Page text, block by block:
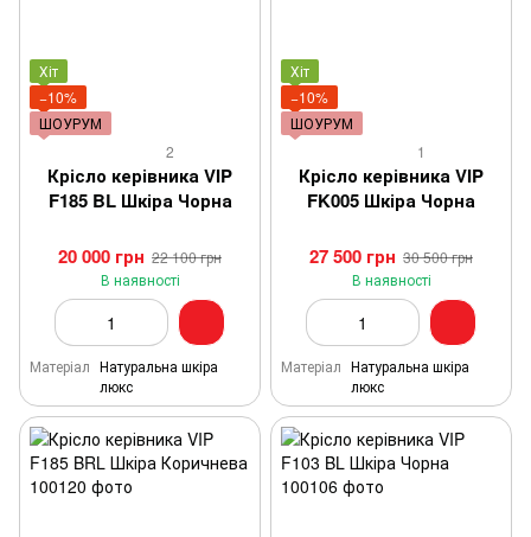
Хіт
−10%
ШОУРУМ
2
Крісло керівника VIP
F185 BL Шкіра Чорна
20 000 грн 22 100 грн
В наявності
Матеріал Натуральна шкіра
люкс
Хіт
−10%
ШОУРУМ
1
Крісло керівника VIP
FK005 Шкіра Чорна
27 500 грн 30 500 грн
В наявності
Матеріал Натуральна шкіра
люкс